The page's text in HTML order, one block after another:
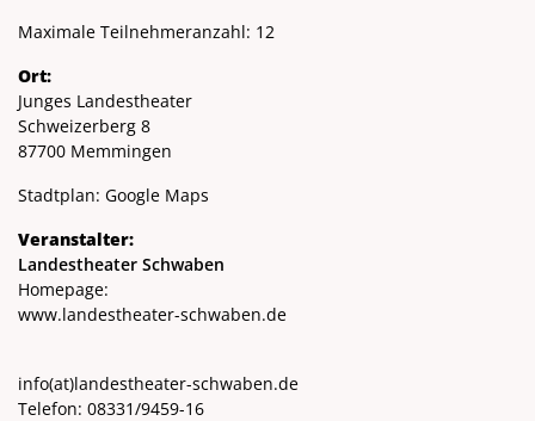
Maximale Teilnehmeranzahl: 12
Ort:
Junges Landestheater
Schweizerberg 8
87700 Memmingen
Stadtplan: Google Maps
Veranstalter:
Landestheater Schwaben
Homepage:
www.landestheater-schwaben.de
info(at)landestheater-schwaben.de
Telefon: 08331/9459-16